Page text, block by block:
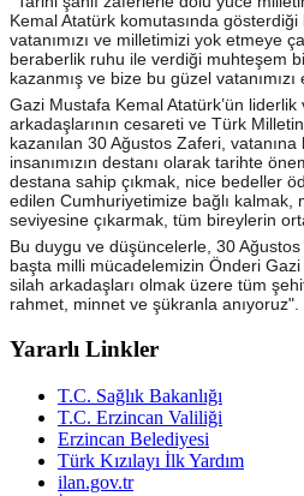
Kemal Atatürk komutasında
vatanımızı ve milletimizi yok etmeye
beraberlik ruhu ile verdiği muhteşem
kazanmış ve bize bu güzel
Gazi Mustafa Kemal Atatürk’ün
arkadaşlarının cesareti ve Türk
kazanılan 30 Ağustos Zaferi,
insanımızın destanı olarak tarihte
destana sahip çıkmak, nice bedeller
edilen Cumhuriyetimize bağlı kalmak,
seviyesine çıkarmak, tüm bireylerin
Bu duygu ve düşüncelerle, 30 Ağustos
başta milli mücadelemizin Önderi
silah arkadaşları olmak üzere tüm
rahmet, minnet ve şükranla anıyoruz".
Yararlı Linkler
T.C. Sağlık Bakanlığı
T.C. Erzincan Valiliği
Erzincan Belediyesi
Türk Kızılayı İlk Yardım
ilan.gov.tr